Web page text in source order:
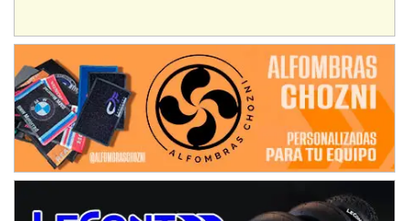
VICTORIENSE - F7
El Cerro (Tierra)
Victoria (Entre Ríos)
PATAGONICO - F6
Moto Club Reginense (Tierra)
Gral. E. Godoy (Río Negro)